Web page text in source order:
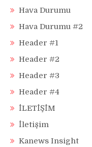
Hava Durumu
Hava Durumu #2
Header #1
Header #2
Header #3
Header #4
İLETİŞİM
İletişim
Kanews Insight